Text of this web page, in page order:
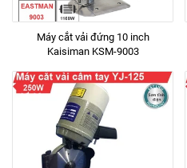
Máy cắt vải đứng 10 inch
Kaisiman KSM-9003